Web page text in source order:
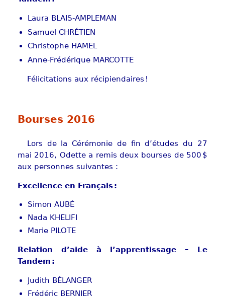
Laura BLAIS-AMPLEMAN
Samuel CHRÉTIEN
Christophe HAMEL
Anne-Frédérique MARCOTTE
Félicitations aux récipiendaires !
Bourses 2016
Lors de la Cérémonie de fin d’études du 27
mai 2016, Odette a remis deux bourses de 500 $
aux personnes suivantes :
Excellence en Français :
Simon AUBÉ
Nada KHELIFI
Marie PILOTE
Relation d’aide à l’apprentissage – Le
Tandem :
Judith BÉLANGER
Frédéric BERNIER